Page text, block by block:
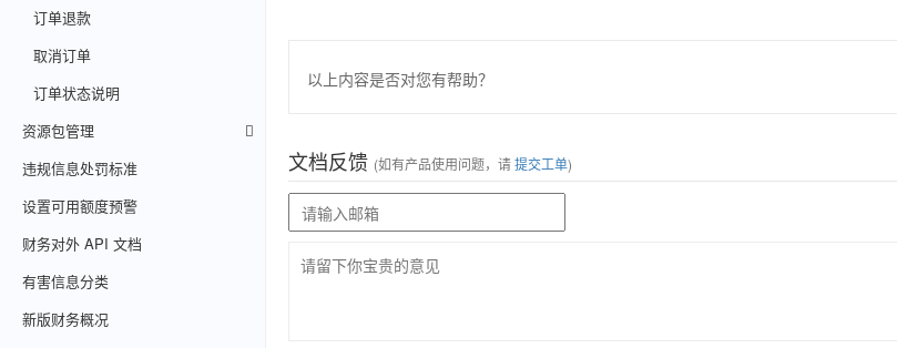
订单退款
取消订单
订单状态说明
资源包管理
违规信息处罚标准
设置可用额度预警
财务对外 API 文档
有害信息分类
新版财务概况
以上内容是否对您有帮助？
文档反馈 (如有产品使用问题，请提交工单)